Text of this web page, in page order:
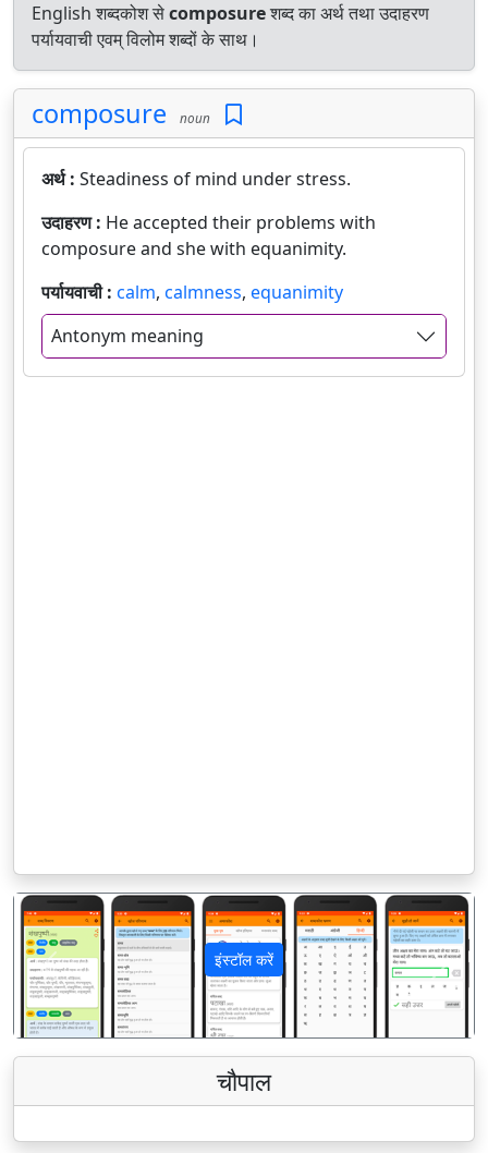
English शब्दकोश सेcomposureशब्द का अर्थ तथा उदाहरण
पर्यायवाची एवम् विलोम शब्दों के साथ।
composure noun
अर्थ : Steadiness of mind under stress.
उदाहरण : He accepted their problems with
composure and she with equanimity.
पर्यायवाची : calm, calmness, equanimity
Antonym meaning
इंस्टॉल करें
पिछला अगला
चौपाल